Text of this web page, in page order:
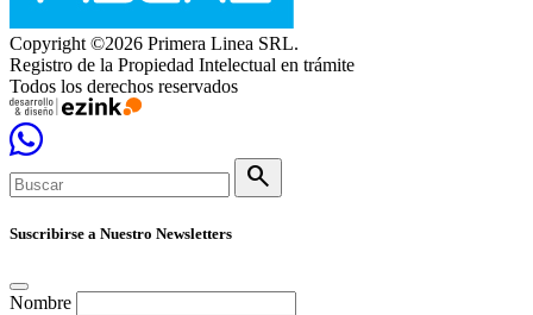
Copyright ©2026 Primera Linea SRL.
Registro de la Propiedad Intelectual en trámite
Todos los derechos reservados
search
Suscribirse a Nuestro Newsletters
Nombre